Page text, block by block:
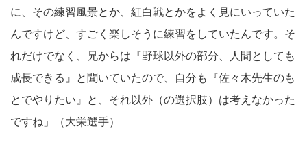
に、その練習風景とか、紅白戦とかをよく見にいっていた
んですけど、すごく楽しそうに練習をしていたんです。そ
れだけでなく、兄からは『野球以外の部分、人間としても
成長できる』と聞いていたので、自分も『佐々木先生のも
とでやりたい』と、それ以外（の選択肢）は考えなかった
ですね」（大栄選手）